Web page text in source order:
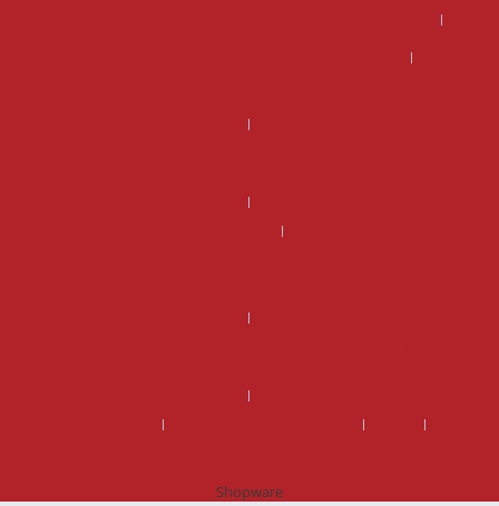
Shopware